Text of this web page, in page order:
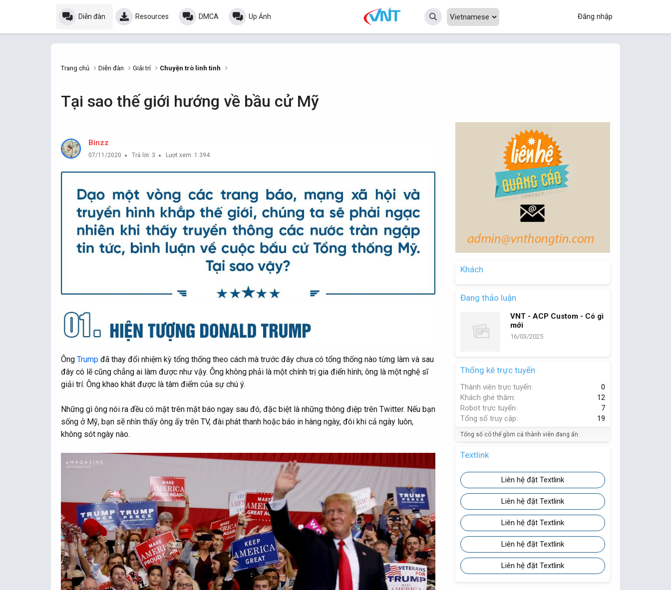
Diễn đàn Resources DMCA Up Ảnh Đăng nhập
Trang chủ Diễn đàn Giải trí Chuyện trò linh tinh
Tại sao thế giới hướng về bầu cử Mỹ
Binzz
07/11/2020 Trả lời: 3 Lượt xem: 1.394
Ông Trump đã thay đổi nhiệm kỳ tổng thống theo cách mà trước đây chưa có tổng thống nào từng làm và sau
đây có lẽ cũng chẳng ai làm được như vậy. Ông không phải là một chính trị gia điển hình; ông là một nghệ sĩ
giải trí. Ông khao khát được là tâm điểm của sự chú ý.
Những gì ông nói ra đều có mặt trên mặt báo ngay sau đó, đặc biệt là những thông điệp trên Twitter. Nếu bạn
sống ở Mỹ, bạn sẽ nhìn thấy ông ấy trên TV, đài phát thanh hoặc báo in hàng ngày, đôi khi cả ngày luôn,
không sót ngày nào.
Khách
Đang thảo luận
VNT - ACP Custom - Có gì
mới
16/03/2025
Thống kê trực tuyến
Thành viên trực tuyến
0
Khách ghé thăm
12
Robot trực tuyến
7
Tổng số truy cập
19
Tổng số có thể gồm cả thành viên đang ẩn.
Textlink
Liên hệ đặt Textlink
Liên hệ đặt Textlink
Liên hệ đặt Textlink
Liên hệ đặt Textlink
Liên hệ đặt Textlink